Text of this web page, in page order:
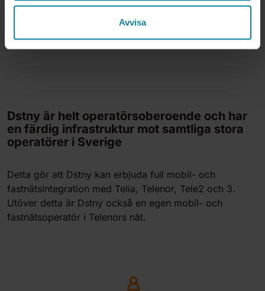
Avvisa
samma tak, i en och samma leverans.
Dstny är helt operatörsoberoende och har
en färdig infrastruktur mot samtliga stora
operatörer i Sverige
Detta gör att Dstny kan erbjuda full mobil- och
fastnätsintegration med Telia, Telenor, Tele2 och 3.
Utöver detta är Dstny också en egen mobil- och
fastnätsoperatör i Telenors nät.